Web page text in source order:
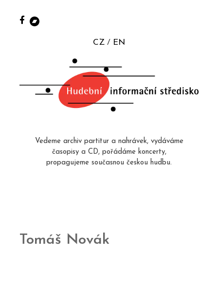
CZ EN
Vedeme archiv partitur a nahrávek, vydáváme
časopisy a CD, pořádáme koncerty,
propagujeme současnou českou hudbu.
Tomáš Novák